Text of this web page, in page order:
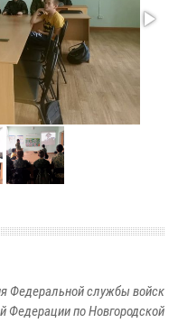
Федеральной службы войск
Федерации по Новгородской